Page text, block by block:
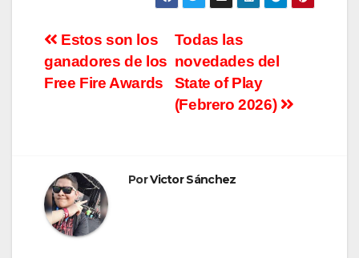
Navegación
de
Todas las
novedades del
State of Play
(Febrero 2026)
Estos son los
ganadores de los
Free Fire Awards
PorVictor Sánchez